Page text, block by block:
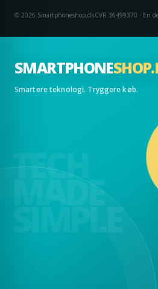
SMARTPHONE
Smartere teknologi. Tryggere køb.
TECH
MADE
SIMPLE
© 2026 Smartphoneshop.dkCVR 36499370 · En